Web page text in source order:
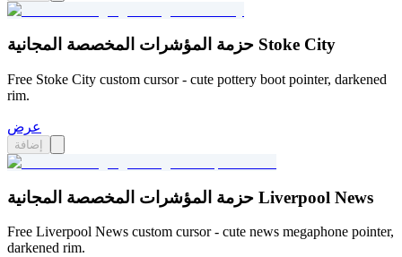
حزمة المؤشرات المخصصة المجانية Stoke City
Free Stoke City custom cursor - cute pottery boot pointer, darkened
rim.
عرض
إضافة
حزمة المؤشرات المخصصة المجانية Liverpool News
Free Liverpool News custom cursor - cute news megaphone pointer,
darkened rim.